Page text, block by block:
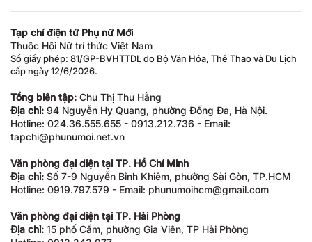
Tạp chí điện tử Phụ nữ Mới
Thuộc Hội Nữ trí thức Việt Nam
Số giấy phép: 81/GP-BVHTTDL do Bộ Văn Hóa, Thể Thao và Du Lịch
cấp ngày 12/6/2026.
Tổng biên tập: Chu Thị Thu Hằng
Địa chỉ: 94 Nguyễn Hy Quang, phường Đống Đa, Hà Nội.
Hotline: 024.36.555.655 - 0913.212.736 - Email:
tapchi@phunumoi.net.vn
Văn phòng đại diện tại TP. Hồ Chí Minh
Địa chỉ: Số 7-9 Nguyễn Bỉnh Khiêm, phường Sài Gòn, TP.HCM
Hotline: 0919.797.579 - Email: phunumoihcm@gmail.com
Văn phòng đại diện tại TP. Hải Phòng
Địa chỉ: 15 phố Cấm, phường Gia Viên, TP Hải Phòng